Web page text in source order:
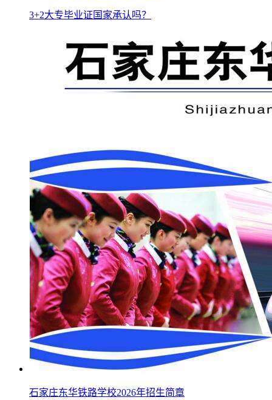
3+2大专毕业证国家承认吗？
石家庄东华铁路学校2026年招生简章